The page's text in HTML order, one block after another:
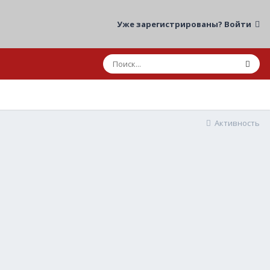
Уже зарегистрированы? Войти
Активность